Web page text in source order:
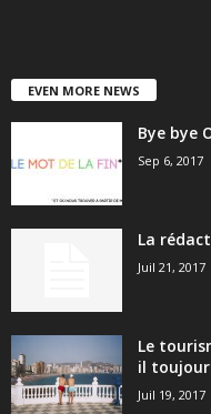
EVEN MORE NEWS
Bye bye
Sep 6, 2017
La
Juil 21, 2017
Le
il
Juil 19, 2017